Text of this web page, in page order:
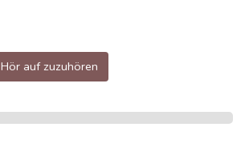
Hör auf zuzuhören